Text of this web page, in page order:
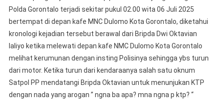
Saat
Razia
Polda Gorontalo terjadi sekitar pukul 02.00 wita 06 Juli 2025
bertempat di depan kafe MNC Dulomo Kota Gorontalo, diketahui
kronologi kejadian tersebut berawal dari Bripda Dwi Oktavian
laliyo ketika melewati depan kafe NMC Dulomo Kota Gorontalo
melihat kerumunan dengan insting Polisinya sehingga ybs turun
dari motor. Ketika turun dari kendaraanya salah satu oknum
Satpol PP mendatangi Bripda Oktavian untuk menunjukan KTP
dengan nada yang arogan ” ngna ba apa? mna ngna p ktp? “